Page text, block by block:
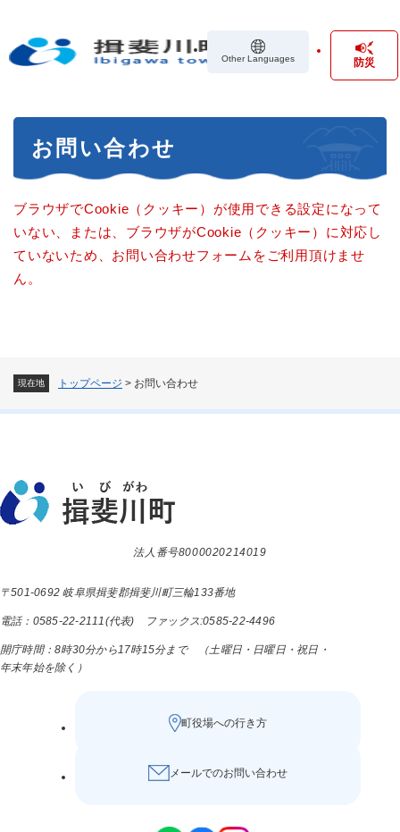
の
Other Languages 防災
現在地 トップページ > お問い合わせ
お問い合わせ
ブラウザでCookie（クッキー）が使用できる設定になって
いない、または、ブラウザがCookie（クッキー）に対応し
ていないため、お問い合わせフォームをご利用頂けませ
ん。
法人番号8000020214019
〒501-0692 岐阜県揖斐郡揖斐川町三輪133番地
電話：0585-22-2111(代表) ファックス:0585-22-4496
開庁時間：8時30分から17時15分まで （土曜日・日曜日・祝日・
年末年始を除く）
町役場への行き方
メールでのお問い合わせ